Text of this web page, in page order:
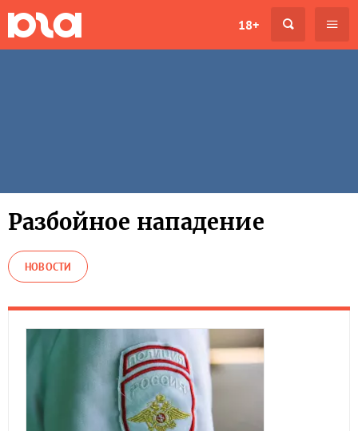
18+
Разбойное нападение
НОВОСТИ